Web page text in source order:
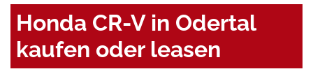
Honda CR-V in Odertal
kaufen oder leasen